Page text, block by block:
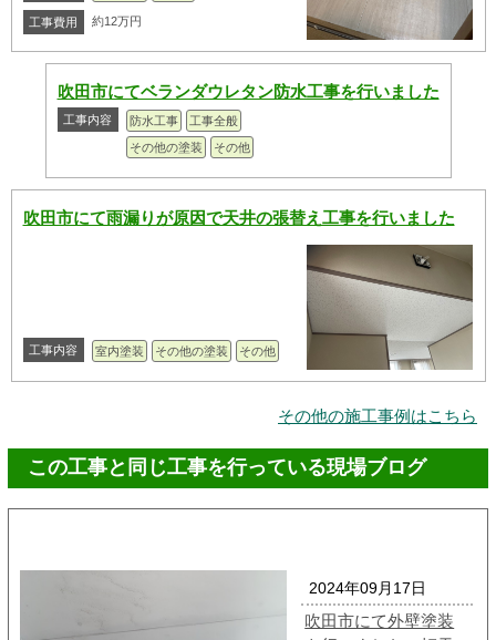
工事費用 約12万円
吹田市にてベランダウレタン防水工事を行いました
工事内容 防水工事
工事全般
その他の塗装
その他
吹田市にて雨漏りが原因で天井の張替え工事を行いました
工事内容 室内塗装 その他の塗装 その他
その他の施工事例はこちら
この工事と同じ工事を行っている現場ブログ
2024年09月17日
吹田市にて外壁塗装